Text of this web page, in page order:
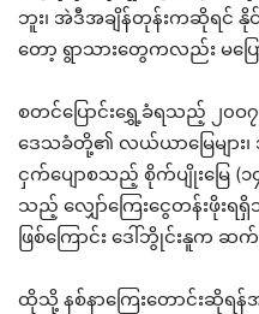
ဘူး၊ အဲဒီအချိန်တုန်းကဆိုရင်
တော့ ရွာသားတွေကလည်း မပြ
စတင်ပြောင်းရွှေ့ခံရသည့် ၂၀
ဒေသခံတို့၏ လယ်ယာမြေများ၊
ငှက်ပျောစသည့် စိုက်ပျိုးမြေ
သည့် လျှော်ကြေးငွေတန်းဖိုး
ဖြစ်ကြောင်း ဒေါ်ဘွိုင်းနူက ဆ
ထိုသို့ နစ်နာကြေးတောင်းဆိုရ